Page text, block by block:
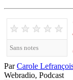
★ ★ ★ ★ ★
Sans notes
ParCarole
Webradio, Podcast